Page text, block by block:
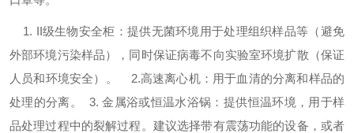
1. II级生物安全柜：提供无菌环境用于处理组织样品等（避免
外部环境污染样品），同时保证病毒不向实验室环境扩散（保证
人员和环境安全）。 2.高速离心机：用于血清的分离和样品的
处理的分离。 3. 金属浴或恒温水浴锅：提供恒温环境，用于样
品处理过程中的裂解过程。建议选择带有震荡功能的设备，或者